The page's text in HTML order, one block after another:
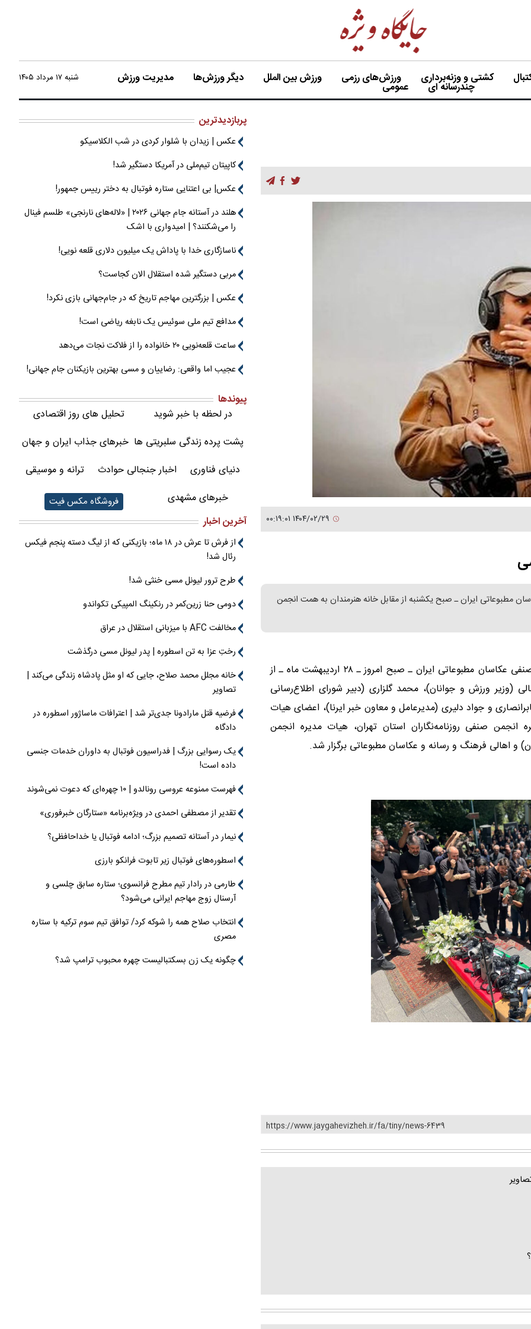
کشتی و وزنه‌برداری ورزش‌های رزمی ورزش بین الملل دیگر ورزش‌ها مدیریت ورزش
چندرسانه ای عمومی
شنبه ۱۷ مرداد ۱۴۰۵
مطبوعاتی ایران ـ صبح یکشنبه از مقابل خانه هنرمندان به همت انجمن
مراسم تشییع پیکر حمیدرضا درجاتی ـ عکاس و عضو انجمن صنفی عکاسان مطبوعاتی ایران ـ صبح امروز ـ ۲۸ اردیبهشت ماه ـ از
(وزیر ورزش و جوانان)، محمد گلزاری (دبیر شورای اطلاع‌رسانی
و جواد دلیری (مدیرعامل و معاون خبر ایرنا)، اعضای هیات
صنفی روزنامه‌نگاران استان تهران، هیات مدیره انجمن
و اهالی فرهنگ و رسانه و عکاسان مطبوعاتی برگزار شد.
https://www.jaygahevizheh.ir/fa/tiny/news-6439
پربازدیدترین
عکس | زیدان با شلوار کردی در شب الکلاسیکو
کاپیتان تیم‌ملی در آمریکا دستگیر شد!
عکس| بی اعتنایی ستاره فوتبال به دختر رییس جمهور!
هلند در آستانه جام جهانی ۲۰۲۶ | «لاله‌های نارنجی» طلسم فینال
را می‌شکنند؟ | امیدواری با اشک
ناسازگاری خدا با پاداش یک میلیون دلاری قلعه نویی!
مربی دستگیر شده استقلال الان کجاست؟
عکس | بزرگترین مهاجم تاریخ که در جام‌جهانی بازی نکرد!
مدافع تیم ملی سوئیس یک نابغه ریاضی است!
ساعت قلعه‌نویی ۲۰ خانواده را از فلاکت نجات می‌دهد
عجیب اما واقعی: رضاییان و مسی بهترین بازیکنان جام جهانی!
پیوندها
در لحظه با خبر شوید
تحلیل های روز اقتصادی
پشت پرده زندگی سلبریتی ها خبرهای جذاب ایران و جهان
دنیای فناوری
اخبار جنجالی حوادث
ترانه و موسیقی
خبرهای مشهدی
فروشگاه مکس فیت
آخرین اخبار
از فرش تا عرش در ۱۸ ماه؛ بازیکنی که از لیگ دسته پنجم فیکس
رئال شد!
طرح ترور لیونل مسی خنثی شد!
دومی حنا زرین‌کمر در رنکینگ المپیکی تکواندو
مخالفت AFC با میزبانی استقلال در عراق
رختِ عزا به تن اسطوره | پدر لیونل مسی درگذشت
خانه مجلل محمد صلاح، جایی که او مثل پادشاه زندگی می‌کند |
تصاویر
فرضیه قتل مارادونا جدی‌تر شد | اعترافات ماساژور اسطوره در
دادگاه
یک رسوایی بزرگ | فدراسیون فوتبال به داوران خدمات جنسی
داده است!
فهرست ممنوعه عروسی رونالدو | ۱۰ چهره‌ای که دعوت نمی‌شوند
تقدیر از مصطفی احمدی در ویژه‌برنامه «ستارگان خبرفوری»
نیمار در آستانه تصمیم بزرگ؛ ادامه فوتبال یا خداحافظی؟
اسطوره‌های فوتبال زیر تابوت فرانکو بارزی
طارمی در رادار تیم مطرح فرانسوی؛ ستاره سابق چلسی و
آرسنال زوج مهاجم ایرانی می‌شود؟
انتخاب صلاح همه را شوکه کرد/ توافق تیم سوم ترکیه با ستاره
مصری
چگونه یک زن بسکتبالیست چهره محبوب ترامپ شد؟